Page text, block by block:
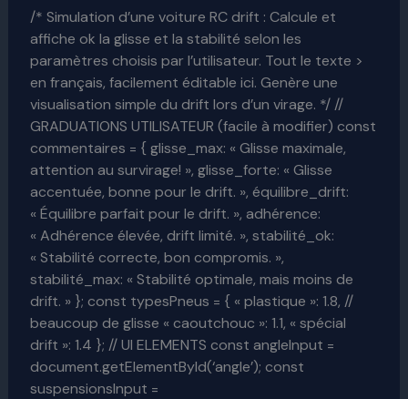
/* Simulation d’une voiture RC drift : Calcule et
affiche ok la glisse et la stabilité selon les
paramètres choisis par l’utilisateur. Tout le texte >
en français, facilement éditable ici. Genère une
visualisation simple du drift lors d’un virage. */ //
GRADUATIONS UTILISATEUR (facile à modifier) const
commentaires = { glisse_max: « Glisse maximale,
attention au survirage! », glisse_forte: « Glisse
accentuée, bonne pour le drift. », équilibre_drift:
« Équilibre parfait pour le drift. », adhérence:
« Adhérence élevée, drift limité. », stabilité_ok:
« Stabilité correcte, bon compromis. »,
stabilité_max: « Stabilité optimale, mais moins de
drift. » }; const typesPneus = { « plastique »: 1.8, //
beaucoup de glisse « caoutchouc »: 1.1, « spécial
drift »: 1.4 }; // UI ELEMENTS const angleInput =
document.getElementById(‘angle’); const
suspensionsInput =